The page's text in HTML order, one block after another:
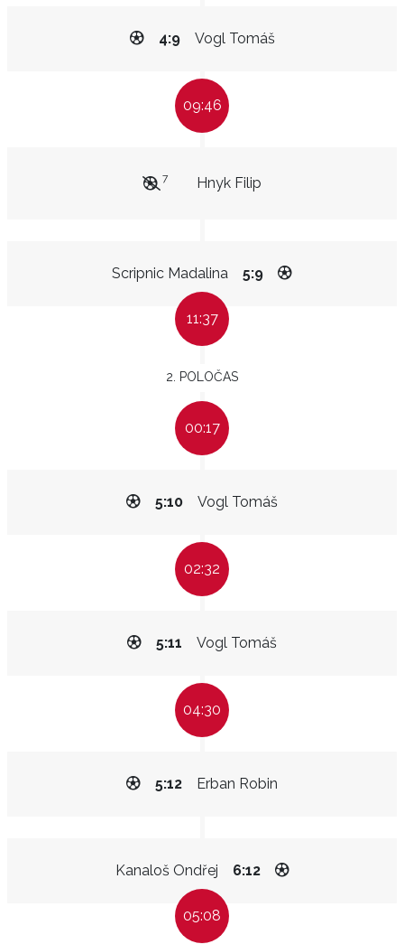
Vogl Tomáš
4:9
09:46
Hnyk Filip
7
Scripnic Madalina 5:9
11:37
2. POLOČAS
00:17
Vogl Tomáš
5:10
02:32
Vogl Tomáš
5:11
04:30
Erban Robin
5:12
Kanaloš Ondřej 6:12
05:08